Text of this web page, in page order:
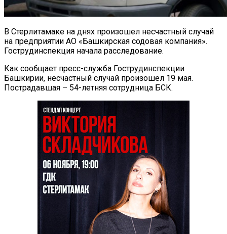
В Стерлитамаке на днях произошел несчастный случай
на предприятии АО «Башкирская содовая компания».
Гострудинспекция начала расследование.
Как сообщает пресс-служба Гострудинспекции
Башкирии, несчастный случай произошел 19 мая.
Пострадавшая – 54-летняя сотрудница БСК.